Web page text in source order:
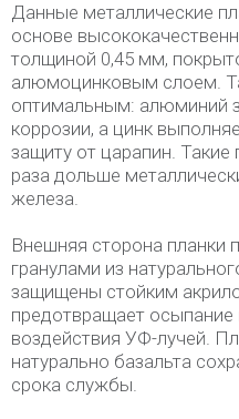
Данные металлические
основе
толщиной 0,45 мм,
алюмоцинковым слоем.
оптимальным: алюминий
коррозии, а цинк
защиту от царапин. Такие
раза дольше
железа.
Внешняя сторона планки
гранулами из
защищены стойким
предотвращает
воздействия УФ-лучей.
натурально базальта
срока службы.